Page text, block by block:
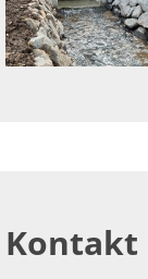
Kontakt